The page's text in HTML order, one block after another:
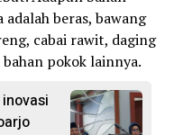
beras, bawang
cabai rawit, daging
pokok lainnya.